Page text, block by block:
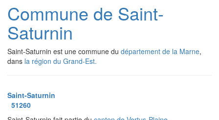
Commune de Saint-
Saturnin
Saint-Saturnin est une commune du département de la Marne,
dans la région du Grand-Est.
Saint-Saturnin
51260